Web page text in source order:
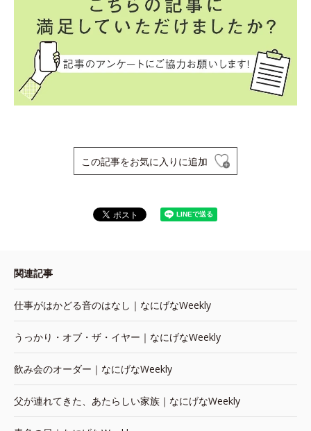
この記事をお気に入りに追加
関連記事
仕事がはかどる音のはなし｜なにげなWeekly
うっかり・オブ・ザ・イヤー｜なにげなWeekly
飲み会のオーダー｜なにげなWeekly
父が連れてきた、あたらしい家族｜なにげなWeekly